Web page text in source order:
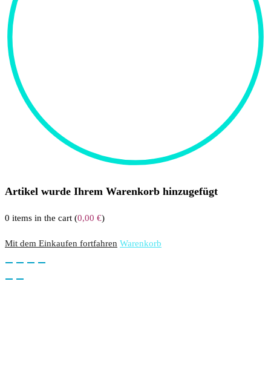
Artikel wurde Ihrem Warenkorb hinzugefügt
0 items in the cart (0,00 €)
Mit dem Einkaufen fortfahren Warenkorb